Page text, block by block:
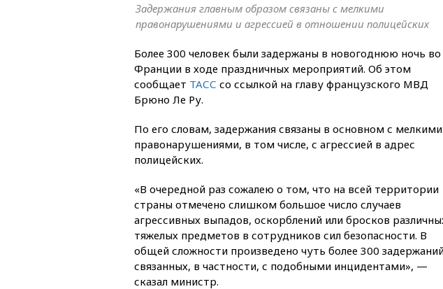
Задержания главным образом связаны с мелкими
правонарушениями и агрессией в отношении полицейских
Более 300 человек были задержаны в новогоднюю ночь во
Франции в ходе праздничных мероприятий. Об этом
сообщает ТАСС со ссылкой на главу французского МВД
Брюно Ле Ру.
По его словам, задержания связаны в основном с мелкими
правонарушениями, в том числе, с агрессией в адрес
полицейских.
«В очередной раз сожалею о том, что на всей территории
страны отмечено слишком большое число случаев
агрессивных выпадов, оскорблений или бросков
тяжелых предметов в сотрудников сил безопасности. В
общей сложности произведено чуть более 300
связанных, в частности, с подобными инцидентами», —
сказал министр.